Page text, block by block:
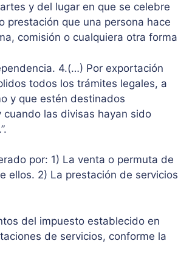
y del lugar en que se celebre
prestación que una persona hace
comisión o cualquiera otra forma
4.(…) Por exportación
todos los trámites legales, a
y que estén destinados
las divisas hayan sido
por: 1) La venta o permuta de
ellos. 2) La prestación de servicios
del impuesto establecido en
de servicios, conforme la